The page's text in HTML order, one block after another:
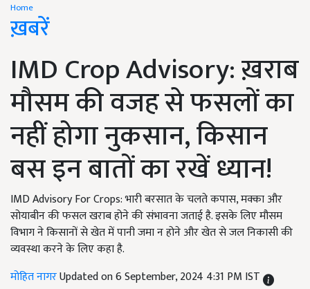
Home
ख़बरें
IMD Crop Advisory: ख़राब
मौसम की वजह से फसलों का
नहीं होगा नुकसान, किसान
बस इन बातों का रखें ध्यान!
IMD Advisory For Crops: भारी बरसात के चलते कपास, मक्का और
सोयाबीन की फसल खराब होने की संभावना जताई है. इसके लिए मौसम
विभाग ने किसानों से खेत में पानी जमा न होने और खेत से जल निकासी की
व्यवस्था करने के लिए कहा है.
मोहित नागरUpdated on 6 September, 2024 4:31 PM IST